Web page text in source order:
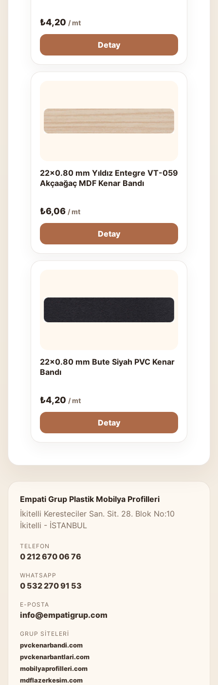
₺4,20 / mt
Detay
22x0.80 mm Yıldız Entegre VT-059
Akçaağaç MDF Kenar Bandı
₺6,06 / mt
Detay
22x0.80 mm Bute Siyah PVC Kenar
Bandı
₺4,20 / mt
Detay
Empati Grup Plastik Mobilya Profilleri
İkitelli Keresteciler San. Sit. 28. Blok No:10
İkitelli - İSTANBUL
TELEFON
0 212 670 06 76
WHATSAPP
0 532 270 91 53
E-POSTA
info@empatigrup.com
GRUP SITELERI
pvckenarbandi.com
pvckenarbantlari.com
mobilyaprofilleri.com
mdflazerkesim.com